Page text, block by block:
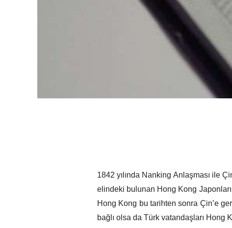
1842 yılında Nanking Anlaşması ile
elindeki bulunan Hong Kong
Hong Kong bu tarihten sonra Çin’e
bağlı olsa da Türk vatandaşları Hong